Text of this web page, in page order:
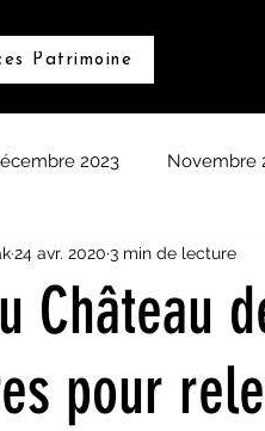
Patrimoine
2023 Novembre
2023 Janvier 2023
Château
pour
24 avr. 2020 3 min de lecture